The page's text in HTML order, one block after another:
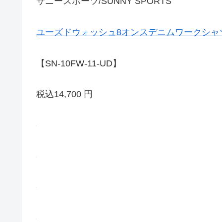
ユーズドウォッシュ8オンスデニムワークシャ
【SN-10FW-11-UD】
税込14,700 円